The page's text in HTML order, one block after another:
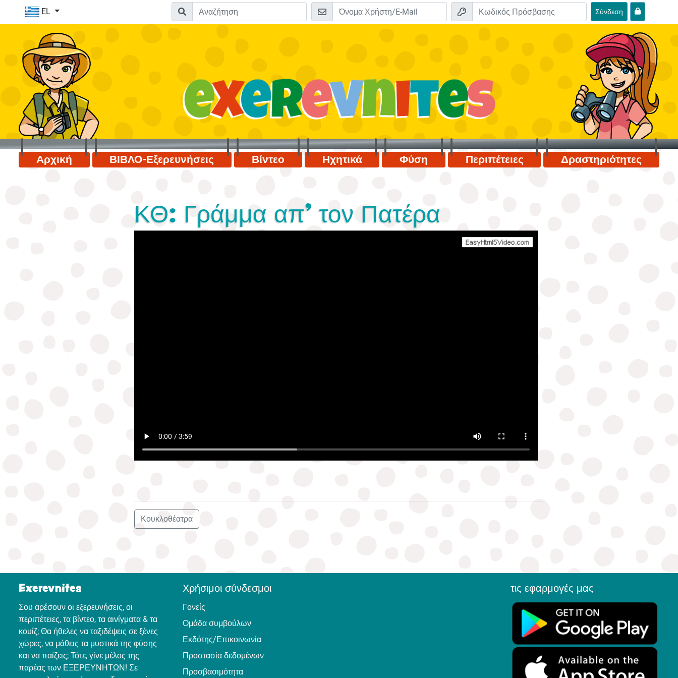
EL Σύνδεση
Αρχική ΒΙΒΛΟ-Εξερευνήσεις Βίντεο Ηχητικά Φύση Περιπέτειες Δραστηριότητες
ΚΘ: Γράμμα απ’ τον Πατέρα
Κουκλοθέατρα
Exerevnites
Σου αρέσουν οι εξερευνήσεις, οι
περιπέτειες, τα βίντεο, τα αινίγματα & τα
κουίζ; Θα ήθελες να ταξιδέψεις σε ξένες
χώρες, να μάθεις τα μυστικά της φύσης
και να παίζεις; Τότε, γίνε μέλος της
παρέας των ΕΞΕΡΕΥΝΗΤΩΝ! Σε
Χρήσιμοι σύνδεσμοι
Γονείς
Ομάδα συμβούλων
Εκδότης/Επικοινωνία
Προστασία δεδομένων
Προσβασιμότητα
τις εφαρμογές μας